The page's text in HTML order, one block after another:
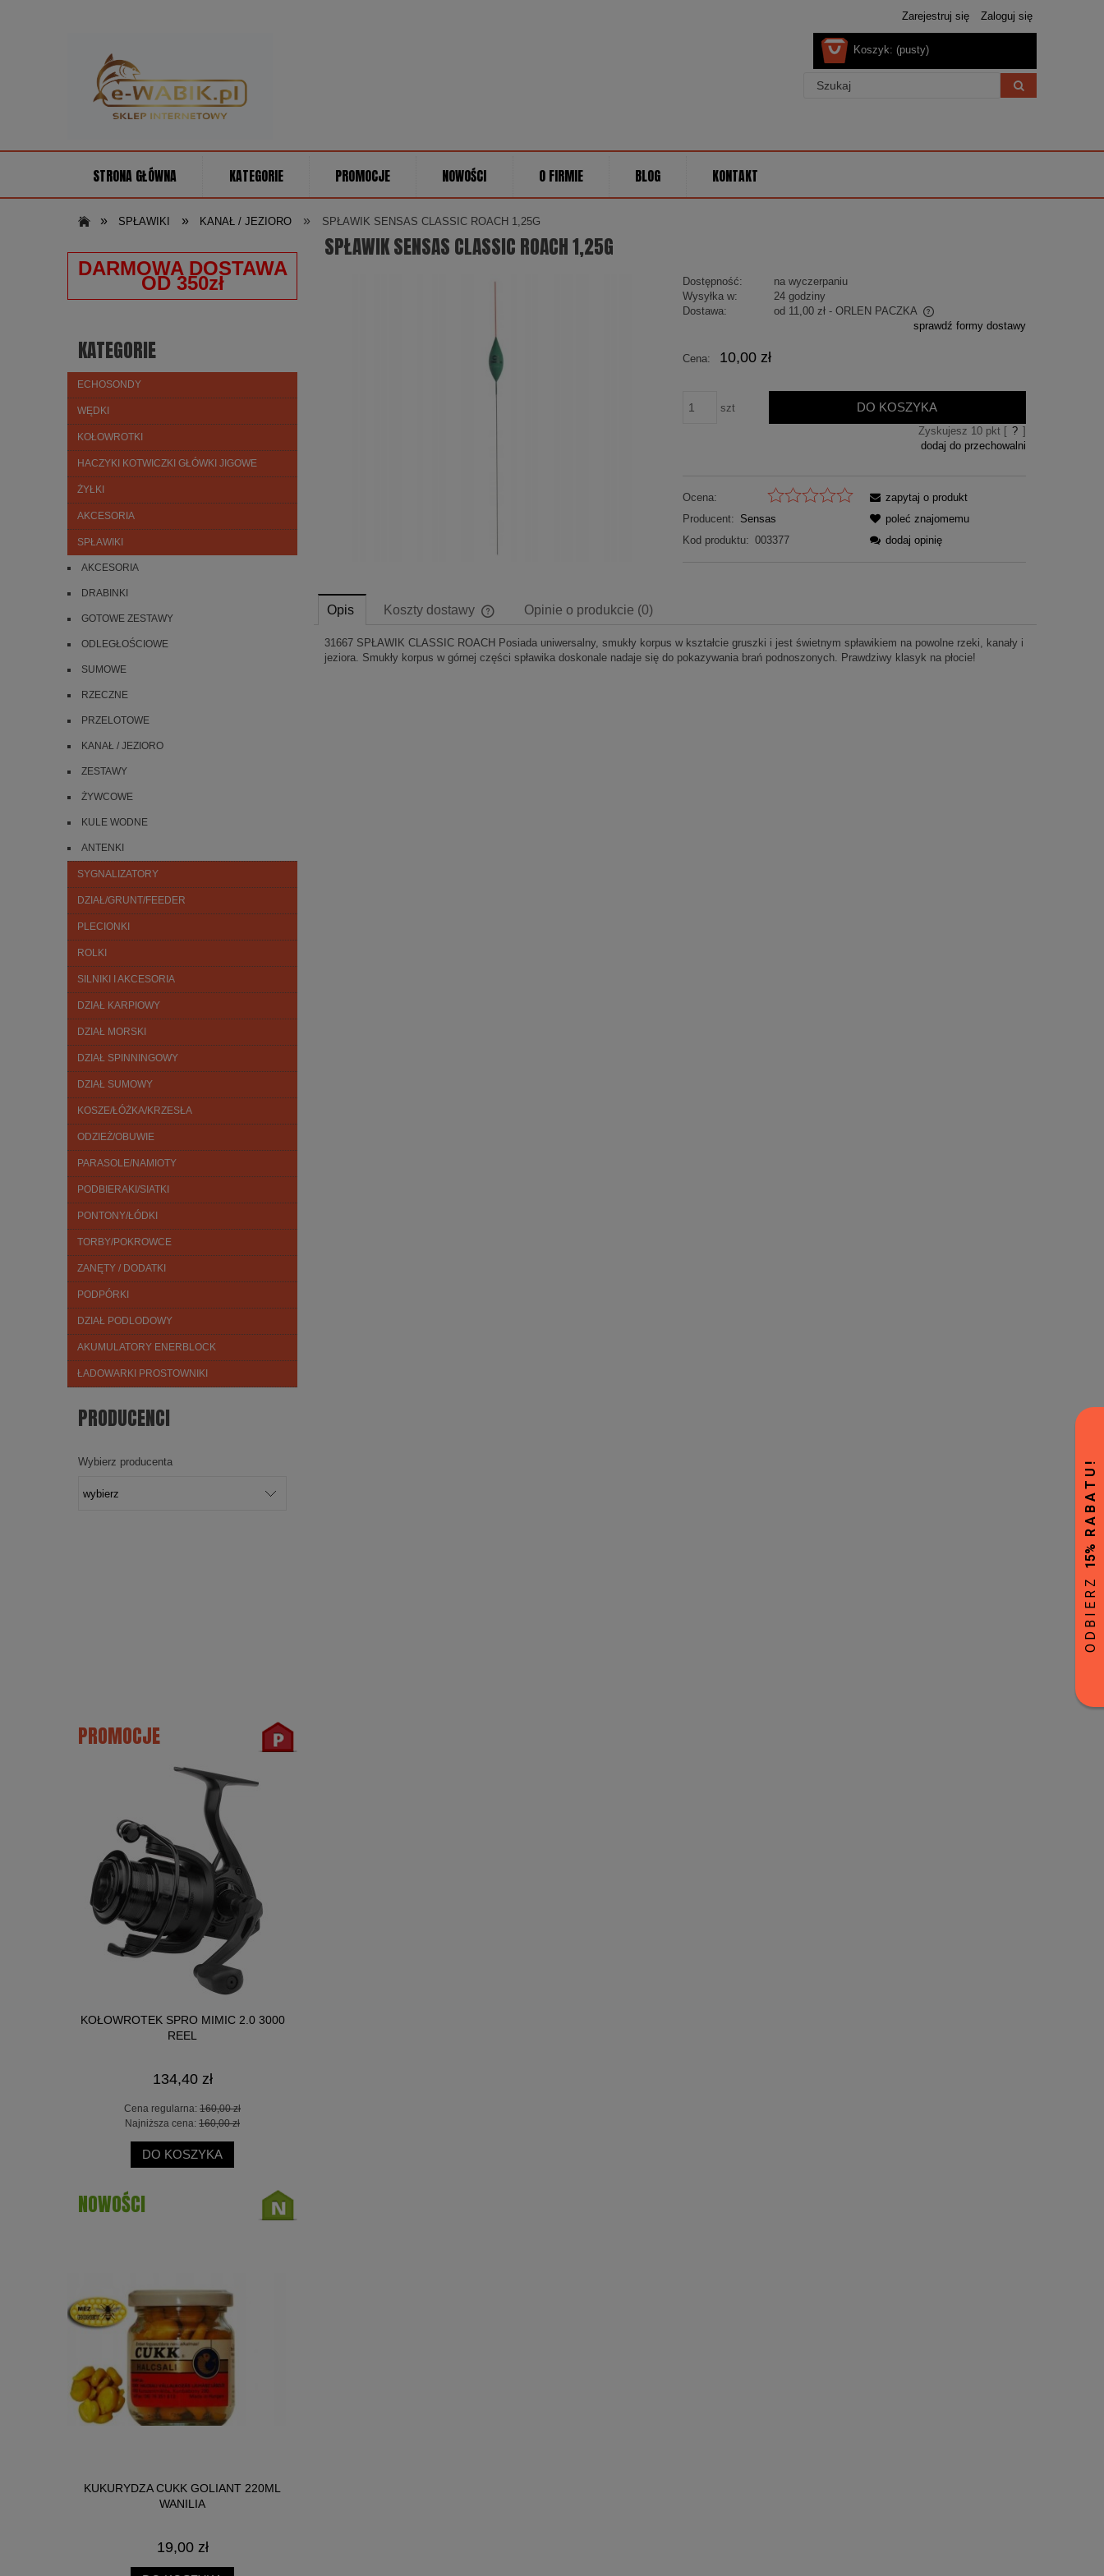
Zarejestruj się Zaloguj się
Koszyk: (pusty)
STRONA GŁÓWNA KATEGORIE PROMOCJE NOWOŚCI O FIRMIE BLOG KONTAKT
» SPŁAWIKI » KANAŁ / JEZIORO » SPŁAWIK SENSAS CLASSIC ROACH 1,25G
DARMOWA DOSTAWA
OD 350zł
KATEGORIE
ECHOSONDY
WĘDKI
KOŁOWROTKI
HACZYKI KOTWICZKI GŁÓWKI JIGOWE
ŻYŁKI
AKCESORIA
SPŁAWIKI
AKCESORIA
DRABINKI
GOTOWE ZESTAWY
ODLEGŁOŚCIOWE
SUMOWE
RZECZNE
PRZELOTOWE
KANAŁ / JEZIORO
ZESTAWY
ŻYWCOWE
KULE WODNE
ANTENKI
SYGNALIZATORY
DZIAŁ/GRUNT/FEEDER
PLECIONKI
ROLKI
SILNIKI I AKCESORIA
DZIAŁ KARPIOWY
DZIAŁ MORSKI
DZIAŁ SPINNINGOWY
DZIAŁ SUMOWY
KOSZE/ŁÓŻKA/KRZESŁA
ODZIEŻ/OBUWIE
PARASOLE/NAMIOTY
PODBIERAKI/SIATKI
PONTONY/ŁÓDKI
TORBY/POKROWCE
ZANĘTY / DODATKI
PODPÓRKI
DZIAŁ PODLODOWY
AKUMULATORY ENERBLOCK
ŁADOWARKI PROSTOWNIKI
PRODUCENCI
Wybierz producenta
PROMOCJE
KOŁOWROTEK SPRO MIMIC 2.0 3000
REEL
134,40 zł
Cena regularna: 160,00 zł
Najniższa cena: 160,00 zł
DO KOSZYKA
NOWOŚCI
KUKURYDZA CUKK GOLIANT 220ML
WANILIA
19,00 zł
SPŁAWIK SENSAS CLASSIC ROACH 1,25G
Dostępność:
na wyczerpaniu
Wysyłka w:
24 godziny
Dostawa:
od 11,00 zł - ORLEN PACZKA
płatności
sprawdź formy dostawy
Cena: 10,00 zł
szt DO KOSZYKA
Zyskujesz 10pkt [ ? ]
dodaj do przechowalni
Ocena:
Producent: Sensas
Kod produktu: 003377
zapytaj o produkt
poleć znajomemu
dodaj opinię
Opis Koszty dostawy
Cena nie zawiera ewentualnych kosztów
Opinie o produkcie (0)
31667 SPŁAWIK CLASSIC ROACH Posiada uniwersalny, smukły korpus w kształcie gruszki i jest świetnym spławikiem na powolne rzeki, kanały i
jeziora. Smukły korpus w górnej części spławika doskonale nadaje się do pokazywania brań podnoszonych. Prawdziwy klasyk na płocie!